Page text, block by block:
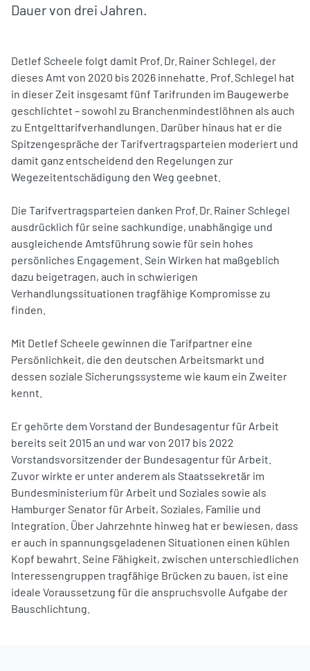
Dauer von drei Jahren.
Detlef Scheele folgt damit Prof. Dr. Rainer Schlegel, der
dieses Amt von 2020 bis 2026 innehatte. Prof. Schlegel hat
in dieser Zeit insgesamt fünf Tarifrunden im Baugewerbe
geschlichtet – sowohl zu Branchenmindestlöhnen als auch
zu Entgelttarifverhandlungen. Darüber hinaus hat er die
Spitzengespräche der Tarifvertragsparteien moderiert und
damit ganz entscheidend den Regelungen zur
Wegezeitentschädigung den Weg geebnet.
Die Tarifvertragsparteien danken Prof. Dr. Rainer Schlegel
ausdrücklich für seine sachkundige, unabhängige und
ausgleichende Amtsführung sowie für sein hohes
persönliches Engagement. Sein Wirken hat maßgeblich
dazu beigetragen, auch in schwierigen
Verhandlungssituationen tragfähige Kompromisse zu
finden.
Mit Detlef Scheele gewinnen die Tarifpartner eine
Persönlichkeit, die den deutschen Arbeitsmarkt und
dessen soziale Sicherungssysteme wie kaum ein Zweiter
kennt.
Er gehörte dem Vorstand der Bundesagentur für Arbeit
bereits seit 2015 an und war von 2017 bis 2022
Vorstandsvorsitzender der Bundesagentur für Arbeit.
Zuvor wirkte er unter anderem als Staatssekretär im
Bundesministerium für Arbeit und Soziales sowie als
Hamburger Senator für Arbeit, Soziales, Familie und
Integration. Über Jahrzehnte hinweg hat er bewiesen, dass
er auch in spannungsgeladenen Situationen einen kühlen
Kopf bewahrt. Seine Fähigkeit, zwischen unterschiedlichen
Interessengruppen tragfähige Brücken zu bauen, ist eine
ideale Voraussetzung für die anspruchsvolle Aufgabe der
Bauschlichtung.